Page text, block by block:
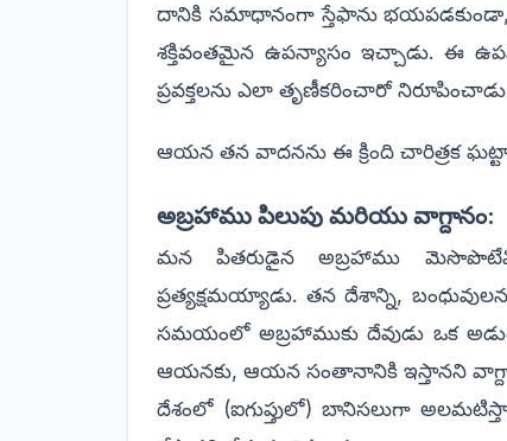
దానికి సమాధానంగా స్తేఫాను భయపడకుండా,
శక్తివంతమైన ఉపన్యాసం ఇచ్చాడు. ఈ
ప్రవక్తలను ఎలా తృణీకరించారో
ఆయన తన వాదనను ఈ క్రింది చారిత్రక
అబ్రహాము పిలుపు మరియు వాగ్దానం:
మన పితరుడైన అబ్రహాము
ప్రత్యక్షమయ్యాడు. తన దేశాన్ని,
సమయంలో అబ్రహాముకు దేవుడు ఒక
ఆయనకు, ఆయన సంతానానికి ఇస్తానని
దేశంలో (ఐగుప్తులో) బానిసలుగా